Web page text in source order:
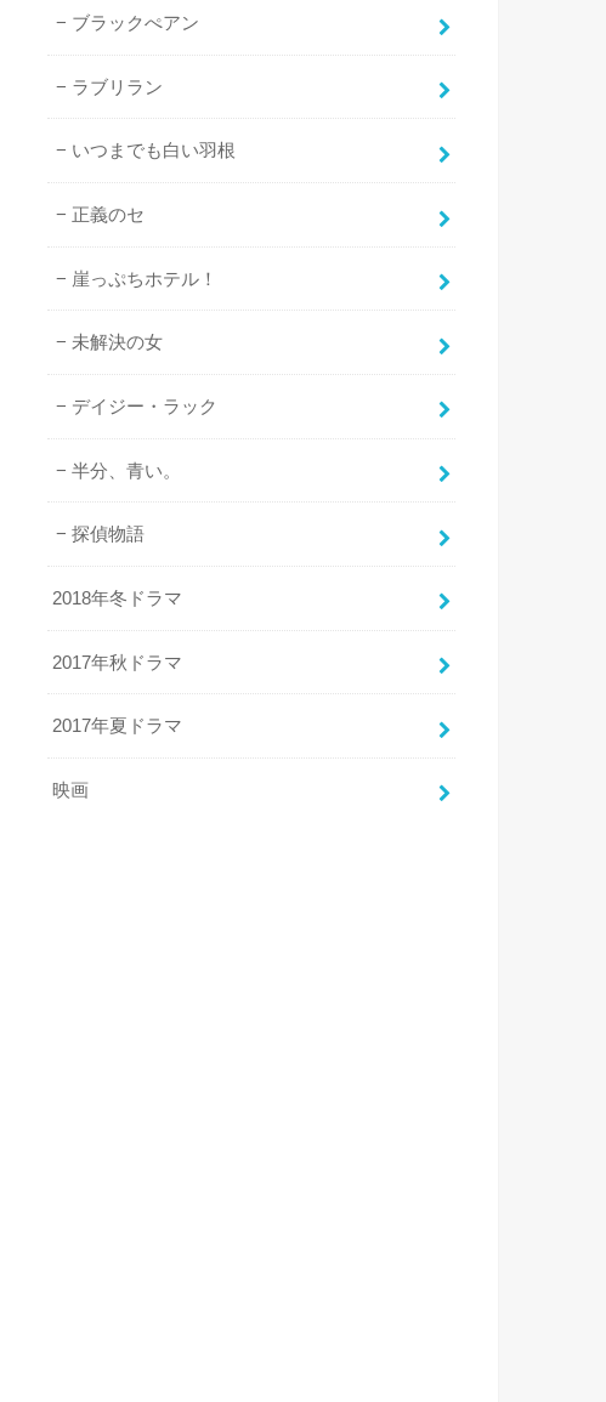
ブラックぺアン
ラブリラン
いつまでも白い羽根
正義のセ
崖っぷちホテル！
未解決の女
デイジー・ラック
半分、青い。
探偵物語
2018年冬ドラマ
2017年秋ドラマ
2017年夏ドラマ
映画